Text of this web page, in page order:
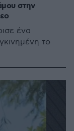
στην
ένα
το